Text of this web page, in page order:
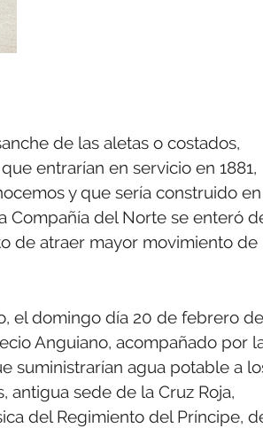
de las aletas o costados,
entrarían en servicio en 1881,
y que sería construido
Compañía del Norte se enteró
de atraer mayor movimiento de
el domingo día 20 de febrero de
Anguiano, acompañado por
suministrarían agua potable a
antigua sede de la Cruz Roja,
del Regimiento del Príncipe,